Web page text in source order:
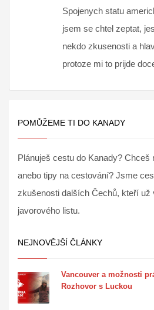
Spojenych statu
jsem se chtel zeptat,
nekdo zkusenosti a
protoze mi to prijde
POMŮŽEME TI DO KANADY
Plánuješ cestu do Kanady? Chceš
anebo tipy na cestování? Jsme
zkušenosti dalších Čechů, kteří už
javorového listu.
NEJNOVĚJŠÍ ČLÁNKY
Vancouver a možnosti
Rozhovor s Luckou